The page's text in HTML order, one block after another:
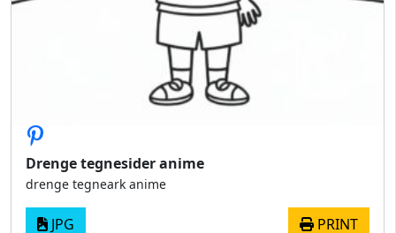
Drenge tegnesider anime
drenge tegneark anime
JPG PRINT